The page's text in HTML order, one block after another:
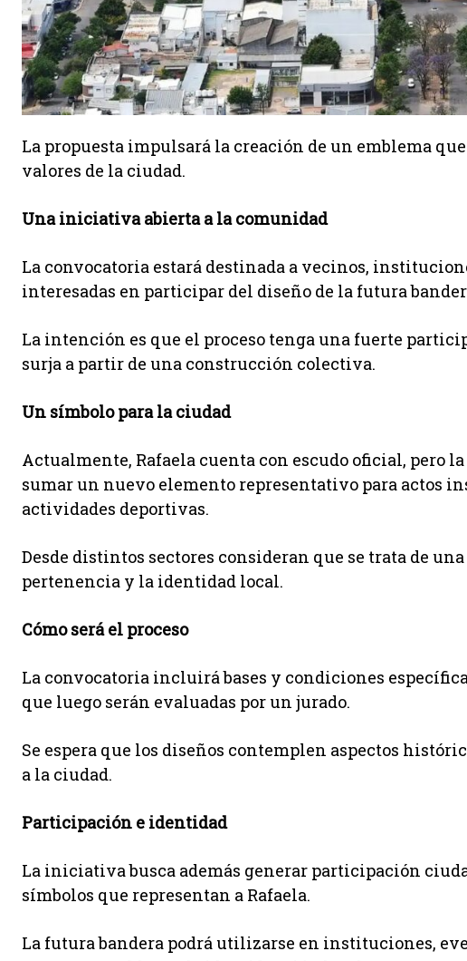
La propuesta impulsará la creación de un emblema
valores de la ciudad.
Una iniciativa abierta a la comunidad
La convocatoria estará destinada a vecinos,
interesadas en participar del diseño de la futura
La intención es que el proceso tenga una fuerte
surja a partir de una construcción colectiva.
Un símbolo para la ciudad
Actualmente, Rafaela cuenta con escudo oficial, pero
sumar un nuevo elemento representativo para actos
actividades deportivas.
Desde distintos sectores consideran que se trata de
pertenencia y la identidad local.
Cómo será el proceso
La convocatoria incluirá bases y condiciones
que luego serán evaluadas por un jurado.
Se espera que los diseños contemplen aspectos
a la ciudad.
Participación e identidad
La iniciativa busca además generar participación
símbolos que representan a Rafaela.
La futura bandera podrá utilizarse en instituciones,